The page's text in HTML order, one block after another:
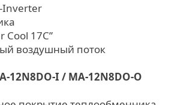
Inverter
Cool 17C”
воздушный поток
12N8DO-I / MA-12N8DO-O